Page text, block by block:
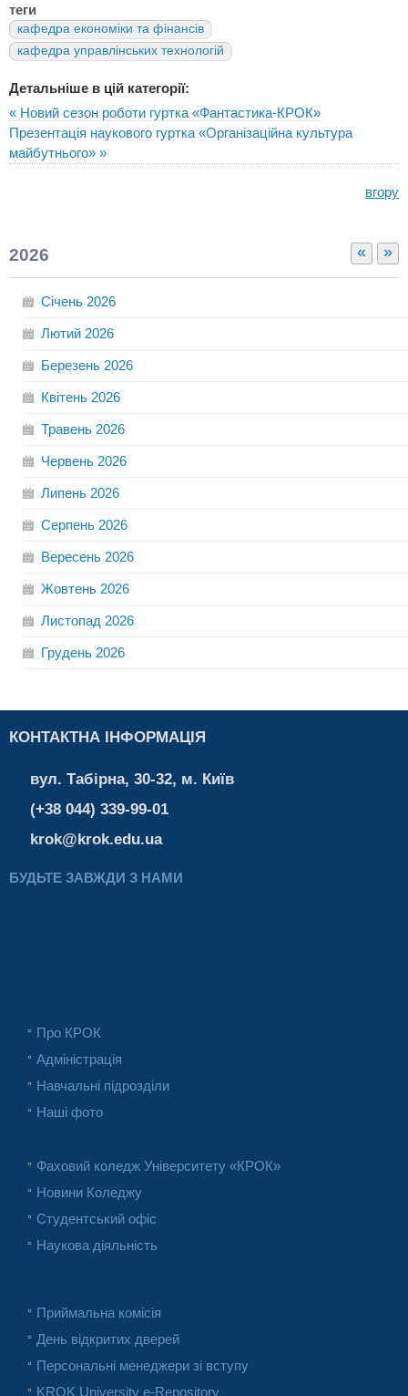
теги
кафедра економіки та фінансів
кафедра управлінських технологій
Детальніше в цій категорії:
« Новий сезон роботи гуртка «Фантастика-КРОК»
Презентація наукового гуртка «Організаційна культура
майбутнього» »
вгору
« »
2026
Січень 2026
Лютий 2026
Березень 2026
Квітень 2026
Травень 2026
Червень 2026
Липень 2026
Серпень 2026
Вересень 2026
Жовтень 2026
Листопад 2026
Грудень 2026
КОНТАКТНА ІНФОРМАЦІЯ
вул. Табірна, 30-32, м. Київ
(+38 044) 339-99-01
krok@krok.edu.ua
БУДЬТЕ ЗАВЖДИ З НАМИ
Про КРОК
Адміністрація
Навчальні підрозділи
Наші фото
Фаховий коледж Університету «КРОК»
Новини Коледжу
Студентський офіс
Наукова діяльність
Приймальна комісія
День відкритих дверей
Персональні менеджери зі вступу
KROK University e-Repository